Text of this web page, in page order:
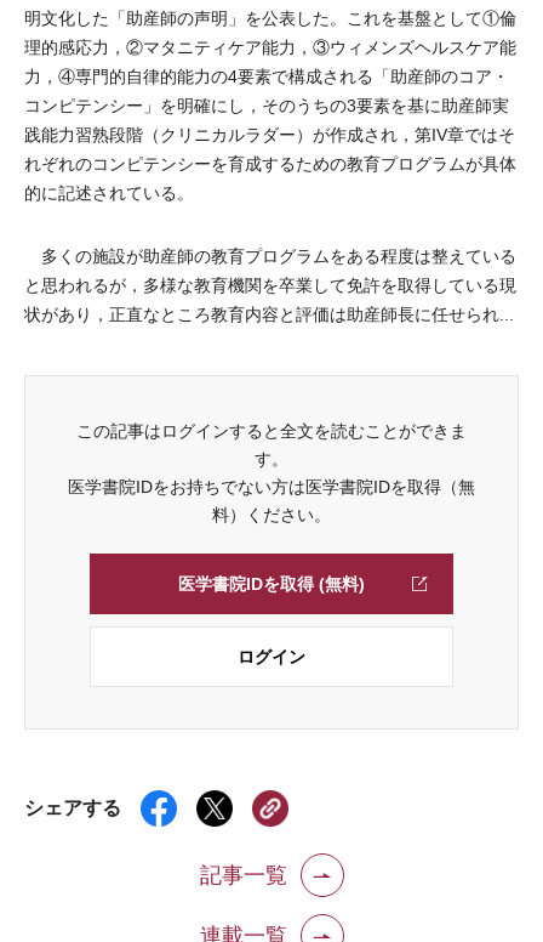
明文化した「助産師の声明」を公表した。これを基盤として①倫
理的感応力，②マタニティケア能力，③ウィメンズヘルスケア能
力，④専門的自律的能力の4要素で構成される「助産師のコア・
コンピテンシー」を明確にし，そのうちの3要素を基に助産師実
践能力習熟段階（クリニカルラダー）が作成され，第IV章ではそ
れぞれのコンピテンシーを育成するための教育プログラムが具体
的に記述されている。
多くの施設が助産師の教育プログラムをある程度は整えている
と思われるが，多様な教育機関を卒業して免許を取得している現
状があり，正直なところ教育内容と評価は助産師長に任せられ...
この記事はログインすると全文を読むことができま
す。
医学書院IDをお持ちでない方は医学書院IDを取得（無
料）ください。
医学書院IDを取得 (無料)
ログイン
シェアする
記事一覧
連載一覧